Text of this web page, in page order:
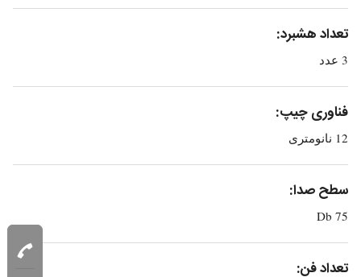
تعداد هشبرد:
3 عدد
فناوری چیپ:
12 نانومتری
سطح صدا:
75 Db
تعداد فن: